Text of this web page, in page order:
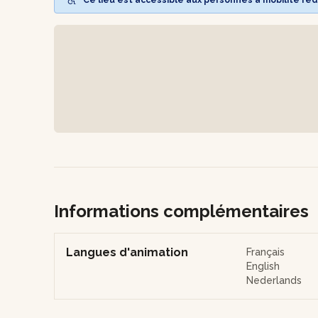
À l’issue de l’atelier, repartez avec votre propre vitrail
Informations complémentaires
Langues d'animation
Français
English
Nederlands